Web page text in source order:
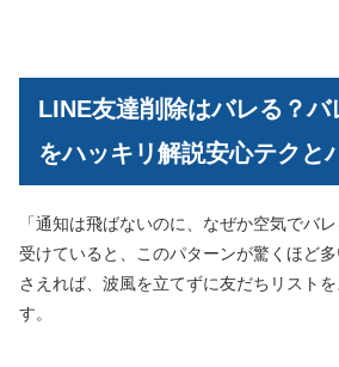
LINE友達削除はバレる？バ
をハッキリ解説安心テクと
「通知は飛ばないのに、なぜか空気でバ
受けていると、このパターンが驚くほど
さえれば、波風を立てずに友だちリスト
す。